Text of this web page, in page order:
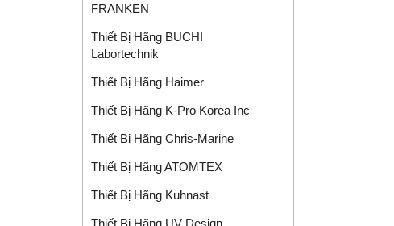
FRANKEN
Thiết Bị Hãng BUCHI
Labortechnik
Thiết Bị Hãng Haimer
Thiết Bị Hãng K-Pro Korea Inc
Thiết Bị Hãng Chris-Marine
Thiết Bị Hãng ATOMTEX
Thiết Bị Hãng Kuhnast
Thiết Bị Hãng UV Design